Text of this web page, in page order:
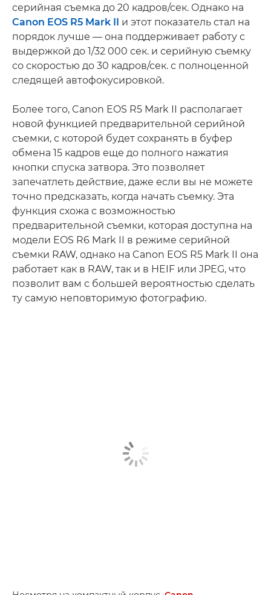
серийная съемка до 20 кадров/сек. Однако на
Canon EOS R5 Mark II
и этот показатель стал на
порядок лучше — она поддерживает работу с
выдержкой до 1/32 000 сек. и серийную съемку
со скоростью до 30 кадров/сек. с полноценной
следящей автофокусировкой.
Более того, Canon EOS R5 Mark II располагает
новой функцией предварительной серийной
съемки, с которой будет сохранять в буфер
обмена 15 кадров еще до полного нажатия
кнопки спуска затвора. Это позволяет
запечатлеть действие, даже если вы не можете
точно предсказать, когда начать съемку. Эта
функция схожа с возможностью
предварительной съемки, которая доступна на
модели EOS R6 Mark II в режиме серийной
съемки RAW, однако на Canon EOS R5 Mark II она
работает как в RAW, так и в HEIF или JPEG, что
позволит вам с большей вероятностью сделать
ту самую неповторимую фотографию.